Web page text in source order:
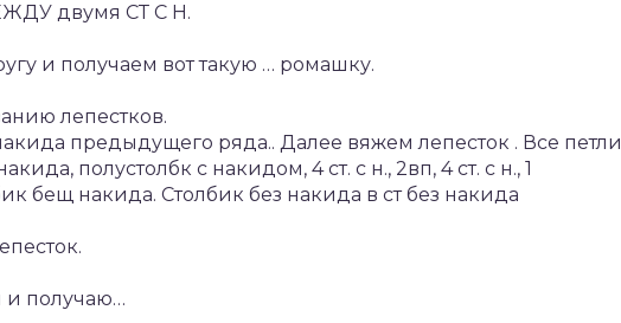
двумя СТ С Н.
и получаем вот такую … ромашку.
лепестков.
предыдущего ряда.. Далее вяжем лепесток . Все петли
полустолбк с накидом, 4 ст. с н., 2вп, 4 ст. с н., 1
бещ накида. Столбик без накида в ст без накида
и получаю…